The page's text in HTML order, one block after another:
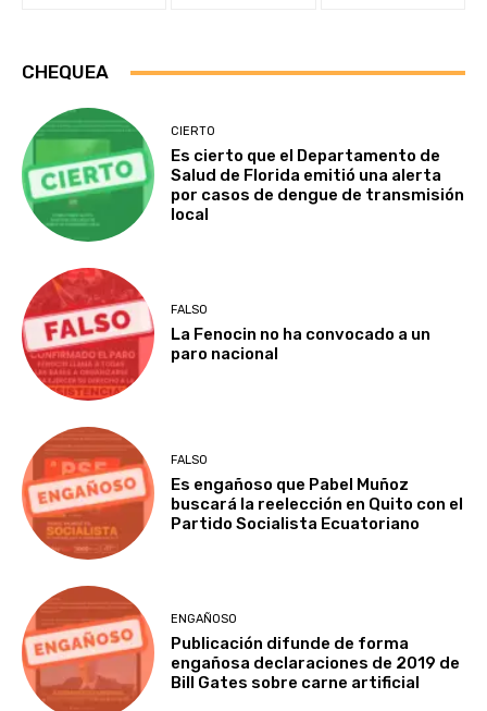
CHEQUEA
CIERTO
Es cierto que el Departamento de
Salud de Florida emitió una alerta
por casos de dengue de transmisión
local
FALSO
La Fenocin no ha convocado a un
paro nacional
FALSO
Es engañoso que Pabel Muñoz
buscará la reelección en Quito con el
Partido Socialista Ecuatoriano
ENGAÑOSO
Publicación difunde de forma
engañosa declaraciones de 2019 de
Bill Gates sobre carne artificial